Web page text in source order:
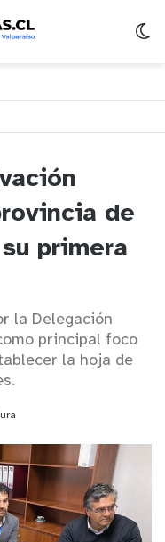
de
primera
la Delegación
principal foco
la hoja de